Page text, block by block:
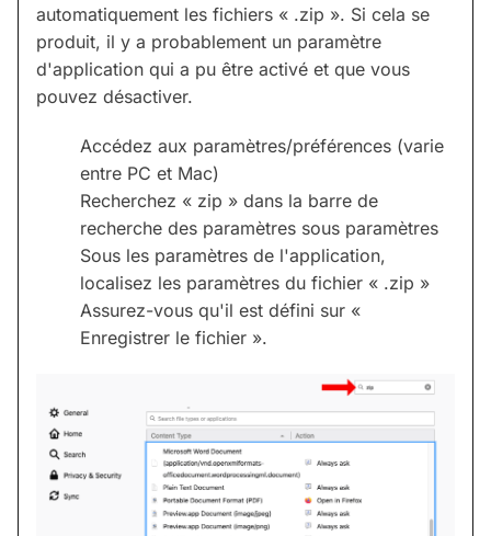
automatiquement les fichiers « .zip ». Si cela se
produit, il y a probablement un paramètre
d'application qui a pu être activé et que vous
pouvez désactiver.
Accédez aux paramètres/préférences (varie
entre PC et Mac)
Recherchez « zip » dans la barre de
recherche des paramètres sous paramètres
Sous les paramètres de l'application,
localisez les paramètres du fichier « .zip »
Assurez-vous qu'il est défini sur «
Enregistrer le fichier ».